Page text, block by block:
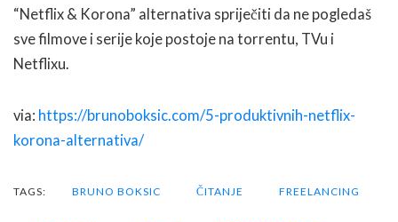
“Netflix & Korona” alternativa spriječiti da ne pogledaš
sve filmove i serije koje postoje na torrentu, TVu i
Netflixu.
via: https://brunoboksic.com/5-produktivnih-netflix-
korona-alternativa/
TAGS: BRUNO BOKSIC ČITANJE FREELANCING